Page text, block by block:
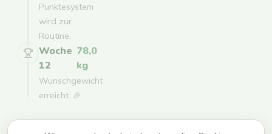
Punktesystem
wird zur
Routine.
Woche
12
78,0
kg
Wunschgewicht
erreicht. 🎉